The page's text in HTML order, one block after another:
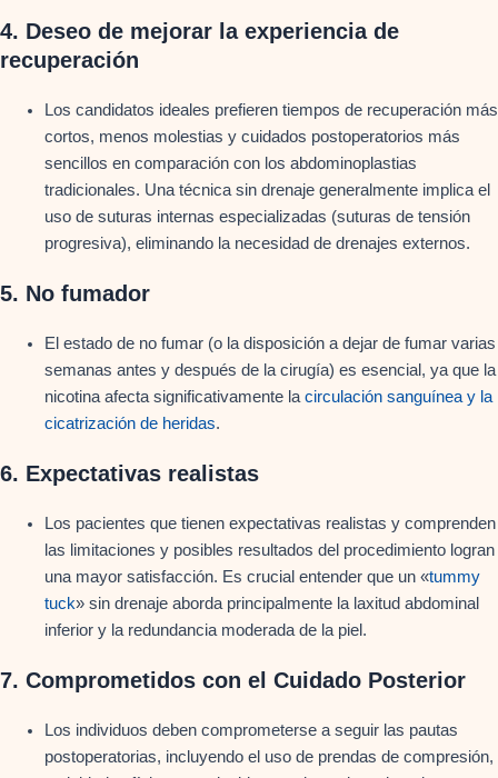
4. Deseo de mejorar la experiencia de
recuperación
Los candidatos ideales prefieren tiempos de recuperación más
cortos, menos molestias y cuidados postoperatorios más
sencillos en comparación con los abdominoplastias
tradicionales. Una técnica sin drenaje generalmente implica el
uso de suturas internas especializadas (suturas de tensión
progresiva), eliminando la necesidad de drenajes externos.
5. No fumador
El estado de no fumar (o la disposición a dejar de fumar varias
semanas antes y después de la cirugía) es esencial, ya que la
nicotina afecta significativamente lacirculación sanguínea y la
cicatrización de heridas.
6. Expectativas realistas
Los pacientes que tienen expectativas realistas y comprenden
las limitaciones y posibles resultados del procedimiento logran
una mayor satisfacción. Es crucial entender que un «tummy
tuck» sin drenaje aborda principalmente la laxitud abdominal
inferior y la redundancia moderada de la piel.
7. Comprometidos con el Cuidado Posterior
Los individuos deben comprometerse a seguir las pautas
postoperatorias, incluyendo el uso de prendas de compresión,